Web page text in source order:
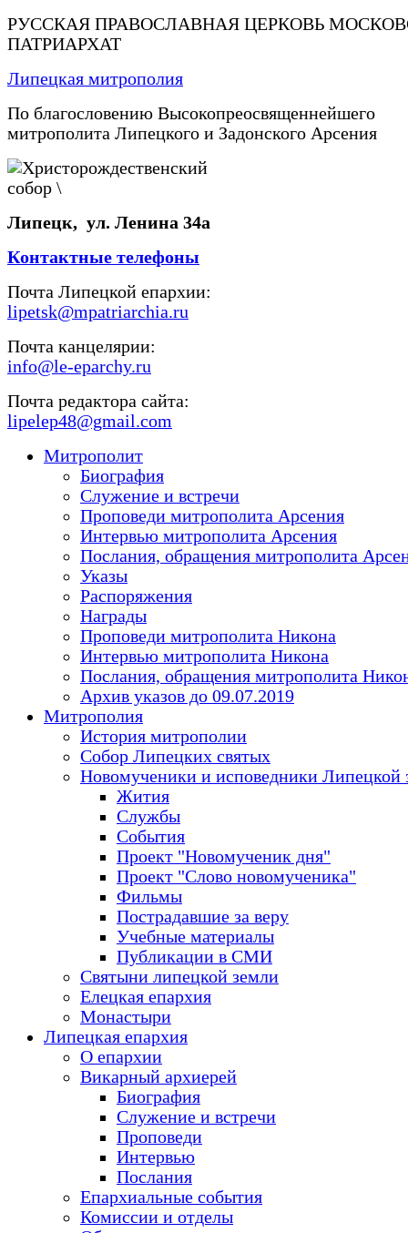
РУССКАЯ ПРАВОСЛАВНАЯ ЦЕРКОВЬ
ПАТРИАРХАТ
Липецкая митрополия
По благословению Высокопреосвященнейшего
митрополита Липецкого и Задонского Арсения
Липецк, ул. Ленина 34а
Контактные телефоны
Почта Липецкой епархии:
lipetsk@mpatriarchia.ru
Почта канцелярии:
info@le-eparchy.ru
Почта редактора сайта:
lipelep48@gmail.com
Митрополит
Биография
Служение и встречи
Проповеди митрополита Арсения
Интервью митрополита Арсения
Послания, обращения митрополита
Указы
Распоряжения
Награды
Проповеди митрополита Никона
Интервью митрополита Никона
Послания, обращения митрополита
Архив указов до 09.07.2019
Митрополия
История митрополии
Собор Липецких святых
Новомученики и исповедники Липецкой
Жития
Службы
События
Проект "Новомученик дня"
Проект "Слово новомученика"
Фильмы
Пострадавшие за веру
Учебные материалы
Публикации в СМИ
Святыни липецкой земли
Елецкая епархия
Монастыри
Липецкая епархия
О епархии
Викарный архиерей
Биография
Служение и встречи
Проповеди
Интервью
Послания
Епархиальные события
Комиссии и отделы